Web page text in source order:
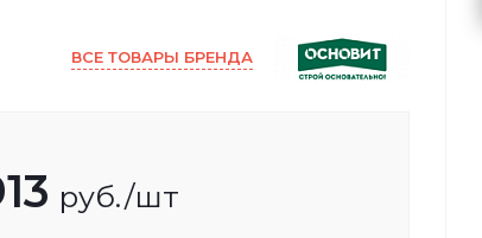
ВСЕ ТОВАРЫ БРЕНДА
руб./шт